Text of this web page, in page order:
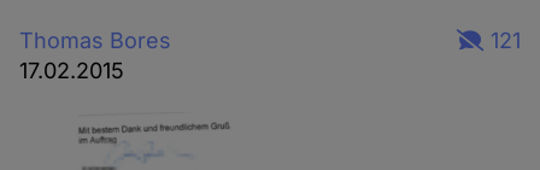
Thomas Bores
17.02.2015
121